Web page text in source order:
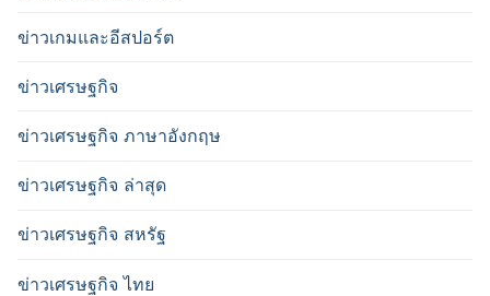
ข่าวเกมและอีสปอร์ต
ข่าวเศรษฐกิจ
ข่าวเศรษฐกิจ ภาษาอังกฤษ
ข่าวเศรษฐกิจ ล่าสุด
ข่าวเศรษฐกิจ สหรัฐ
ข่าวเศรษฐกิจ ไทย